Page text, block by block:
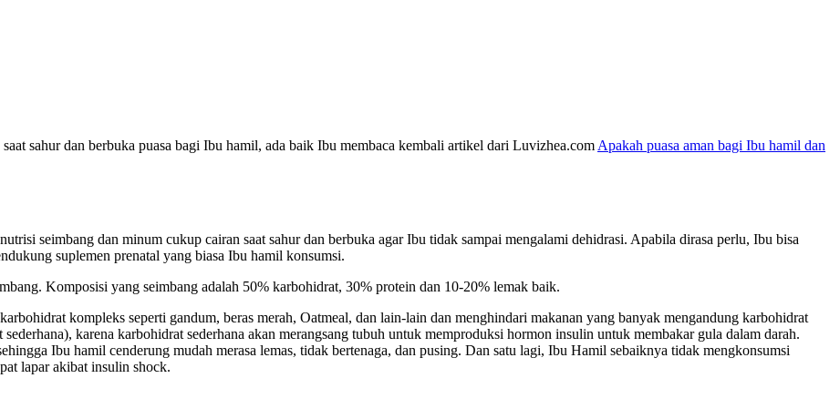
sahur dan berbuka puasa bagi Ibu hamil, ada baik Ibu membaca kembali artikel dari Luvizhea.com Apakah puasa aman bagi Ibu hamil dan
seimbang dan minum cukup cairan saat sahur dan berbuka agar Ibu tidak sampai mengalami dehidrasi. Apabila dirasa perlu, Ibu bisa
suplemen prenatal yang biasa Ibu hamil konsumsi.
Komposisi yang seimbang adalah 50% karbohidrat, 30% protein dan 10-20% lemak baik.
kompleks seperti gandum, beras merah, Oatmeal, dan lain-lain dan menghindari makanan yang banyak mengandung karbohidrat
karena karbohidrat sederhana akan merangsang tubuh untuk memproduksi hormon insulin untuk membakar gula dalam darah.
Ibu hamil cenderung mudah merasa lemas, tidak bertenaga, dan pusing. Dan satu lagi, Ibu Hamil sebaiknya tidak mengkonsumsi
lapar akibat insulin shock.